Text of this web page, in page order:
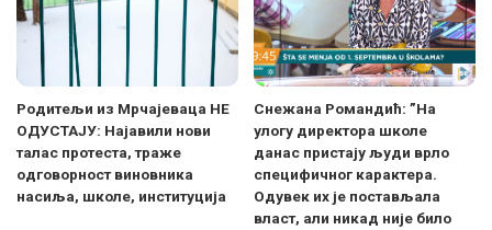
Родитељи из Мрчајеваца НЕ
ОДУСТАЈУ: Најавили нови
талас протеста, траже
одговорност виновника
насиља, школе, институција
Снежана Романдић: ”На
улогу директора школе
данас пристају људи врло
специфичног карактера.
Одувек их је постављала
власт, али никад није било